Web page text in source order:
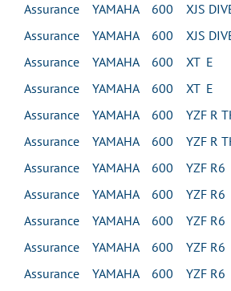
Assurance YAMAHA 600 XJS
Assurance YAMAHA 600 XJS
Assurance YAMAHA 600 XT E
Assurance YAMAHA 600 XT E
Assurance YAMAHA 600 YZF R
Assurance YAMAHA 600 YZF R
Assurance YAMAHA 600 YZF R6
Assurance YAMAHA 600 YZF R6
Assurance YAMAHA 600 YZF R6
Assurance YAMAHA 600 YZF R6
Assurance YAMAHA 600 YZF R6